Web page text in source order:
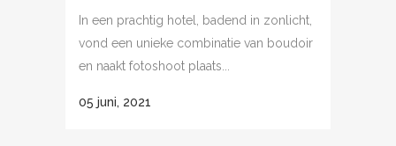
In een prachtig hotel, badend in zonlicht,
vond een unieke combinatie van boudoir
en naakt fotoshoot plaats...
05 juni, 2021